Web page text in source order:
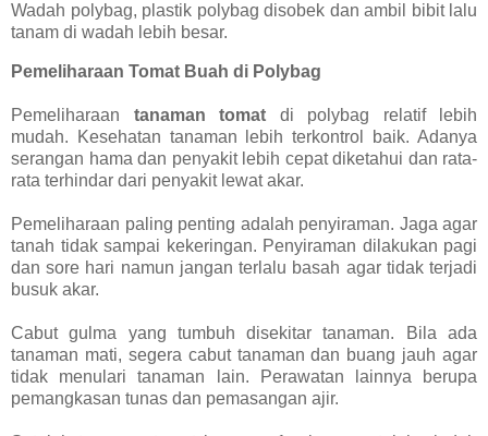
Wadah polybag, plastik polybag disobek dan ambil bibit lalu
tanam di wadah lebih besar.
Pemeliharaan Tomat Buah di Polybag
Pemeliharaan tanaman tomat di polybag relatif lebih
mudah. Kesehatan tanaman lebih terkontrol baik. Adanya
serangan hama dan penyakit lebih cepat diketahui dan rata-
rata terhindar dari penyakit lewat akar.
Pemeliharaan paling penting adalah penyiraman. Jaga agar
tanah tidak sampai kekeringan. Penyiraman dilakukan pagi
dan sore hari namun jangan terlalu basah agar tidak terjadi
busuk akar.
Cabut gulma yang tumbuh disekitar tanaman. Bila ada
tanaman mati, segera cabut tanaman dan buang jauh agar
tidak menulari tanaman lain. Perawatan lainnya berupa
pemangkasan tunas dan pemasangan ajir.